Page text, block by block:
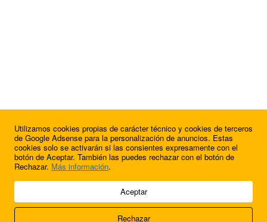
© 2009 - 2026 Soluciones Corporativas IP, SL.
Acerca de nosotros
Utilizamos cookies propias de carácter técnico y cookies de terceros
de Google Adsense para la personalización de anuncios. Estas
cookies solo se activarán si las consientes expresamente con el
botón de Aceptar. También las puedes rechazar con el botón de
Rechazar. Más información.
Aceptar
Rechazar